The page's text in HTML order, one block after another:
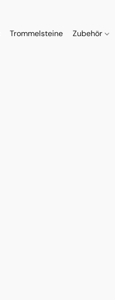
Trommelsteine Zubehör